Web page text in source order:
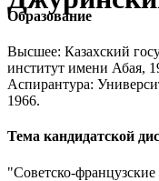
Образование
Высшее: Казахский
институт имени Абая,
Аспирантура:
1966.
Тема кандидатской
"Советско-